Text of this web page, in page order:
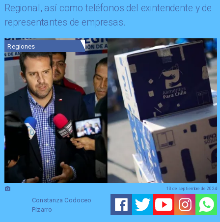
Regional, así como teléfonos del exintendente y de
representantes de empresas.
Regiones
Constanza Codoceo
Pizarro
13 de septiembre de 2024